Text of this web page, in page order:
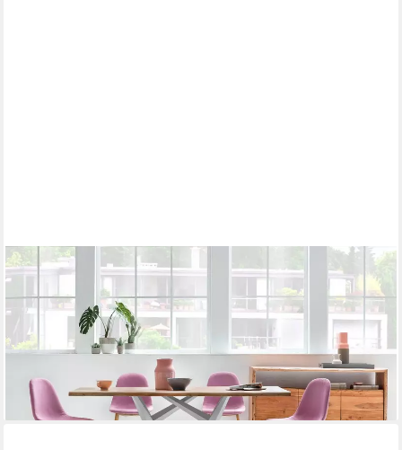
SIT
Esstisch Aarau Wildeiche geölt mit Metallgestell Industrial,
Wildeiche mit durchgehenden Lamellen und Factory-Gestell
ab 1.130,49 €
lieferbar - in 7-9 Werktagen bei dir